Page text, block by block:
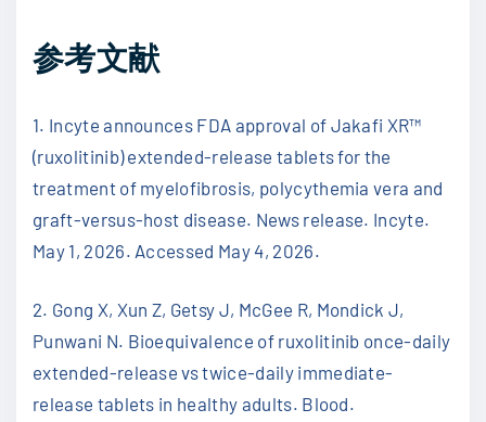
参考文献
1. Incyte announces FDA approval of Jakafi XR™
(ruxolitinib) extended-release tablets for the
treatment of myelofibrosis, polycythemia vera and
graft-versus-host disease. News release. Incyte.
May 1, 2026. Accessed May 4, 2026.
2. Gong X, Xun Z, Getsy J, McGee R, Mondick J,
Punwani N. Bioequivalence of ruxolitinib once-daily
extended-release vs twice-daily immediate-
release tablets in healthy adults. Blood.